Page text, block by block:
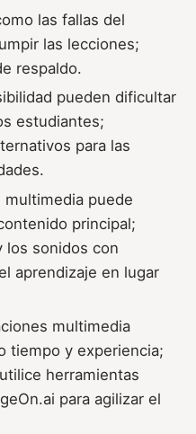
las fallas del
las lecciones;
respaldo.
pueden dificultar
estudiantes;
para las
puede
principal;
los sonidos con
aprendizaje en lugar
multimedia
tiempo y experiencia;
herramientas
para agilizar el